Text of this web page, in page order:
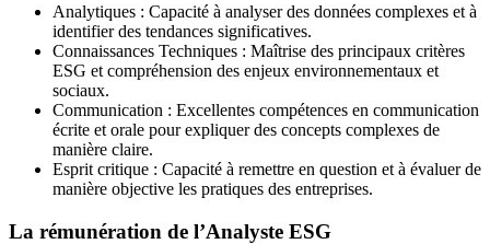
Analytiques : Capacité à analyser des données complexes et à
identifier des tendances significatives.
Connaissances Techniques : Maîtrise des principaux critères
ESG et compréhension des enjeux environnementaux et
sociaux.
Communication : Excellentes compétences en communication
écrite et orale pour expliquer des concepts complexes de
manière claire.
Esprit critique : Capacité à remettre en question et à évaluer de
manière objective les pratiques des entreprises.
La rémunération de l’Analyste ESG